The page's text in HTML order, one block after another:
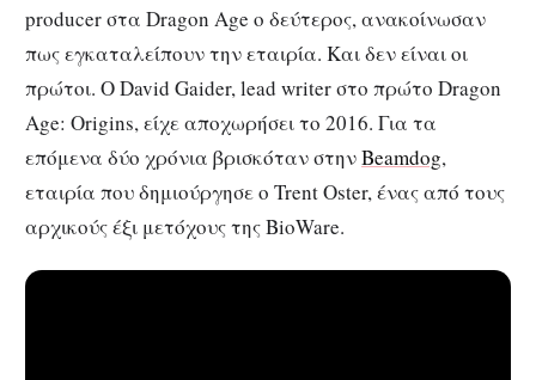
producer στα Dragon Age ο δεύτερος, ανακοίνωσαν
πως εγκαταλείπουν την εταιρία. Και δεν είναι οι
πρώτοι. Ο David Gaider, lead writer στο πρώτο Dragon
Age: Origins, είχε αποχωρήσει το 2016. Για τα
επόμενα δύο χρόνια βρισκόταν στηνBeamdog,
εταιρία που δημιούργησε ο Trent Oster, ένας από τους
αρχικούς έξι μετόχους της BioWare.